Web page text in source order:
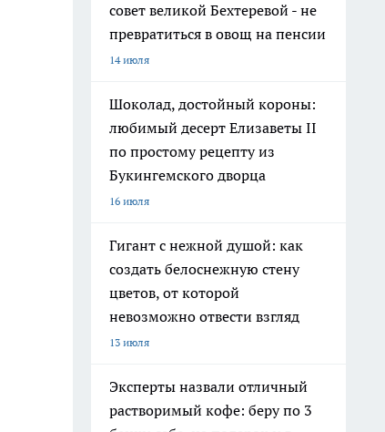
совет великой Бехтеревой - не
превратиться в овощ на пенсии
14 июля
Шоколад, достойный короны:
любимый десерт Елизаветы II
по простому рецепту из
Букингемского дворца
16 июля
Гигант с нежной душой: как
создать белоснежную стену
цветов, от которой
невозможно отвести взгляд
13 июля
Эксперты назвали отличный
растворимый кофе: беру по 3